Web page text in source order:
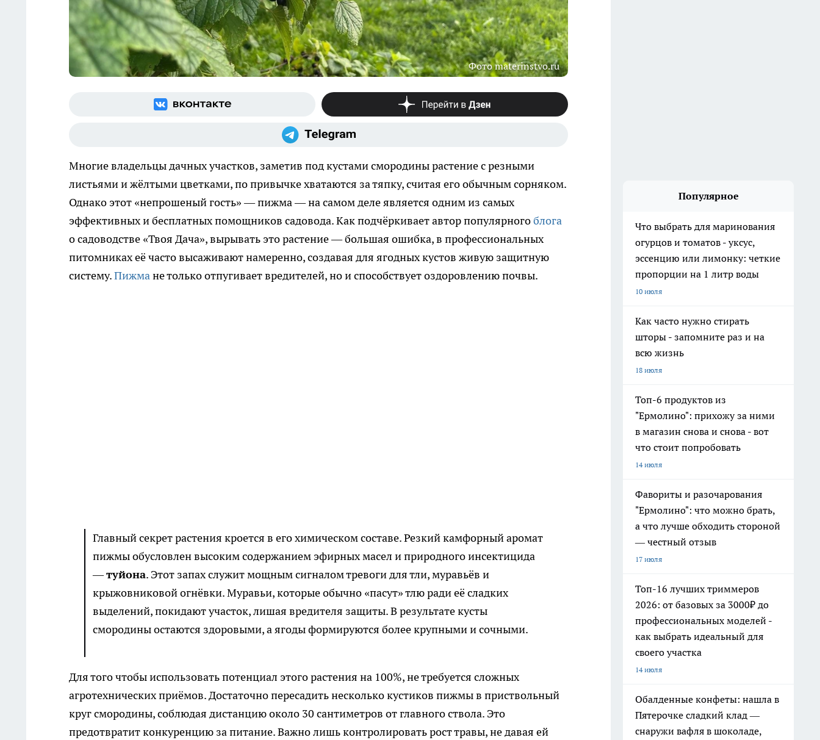
Фото materinstvo.ru
Многие владельцы дачных участков, заметив под кустами смородины растение с резными
листьями и жёлтыми цветками, по привычке хватаются за тяпку, считая его обычным сорняком.
Однако этот «непрошеный гость» — пижма — на самом деле является одним из самых
эффективных и бесплатных помощников садовода. Как подчёркивает автор популярногоблога
о садоводстве «Твоя Дача», вырывать это растение — большая ошибка, в профессиональных
питомниках её часто высаживают намеренно, создавая для ягодных кустов живую защитную
систему.Пижмане только отпугивает вредителей, но и способствует оздоровлению почвы.
Главный секрет растения кроется в его химическом составе. Резкий камфорный аромат
пижмы обусловлен высоким содержанием эфирных масел и природного инсектицида
—туйона. Этот запах служит мощным сигналом тревоги для тли, муравьёв и
крыжовниковой огнёвки. Муравьи, которые обычно «пасут» тлю ради её сладких
выделений, покидают участок, лишая вредителя защиты. В результате кусты
смородины остаются здоровыми, а ягоды формируются более крупными и сочными.
Для того чтобы использовать потенциал этого растения на 100%, не требуется сложных
агротехнических приёмов. Достаточно пересадить несколько кустиков пижмы в приствольный
круг смородины, соблюдая дистанцию около 30 сантиметров от главного ствола. Это
предотвратит конкуренцию за питание. Важно лишь контролировать рост травы, не давая ей
Популярное
Что выбрать для маринования
огурцов и томатов - уксус,
эссенцию или лимонку: четкие
пропорции на 1 литр воды
10 июля
Как часто нужно стирать
шторы - запомните раз и на
всю жизнь
18 июля
Топ-6 продуктов из
"Ермолино": прихожу за ними
в магазин снова и снова - вот
что стоит попробовать
14 июля
Фавориты и разочарования
"Ермолино": что можно брать,
а что лучше обходить стороной
— честный отзыв
17 июля
Топ-16 лучших триммеров
2026: от базовых за 3000₽ до
профессиональных моделей -
как выбрать идеальный для
своего участка
14 июля
Обалденные конфеты: нашла в
Пятерочке сладкий клад —
снаружи вафля в шоколаде,